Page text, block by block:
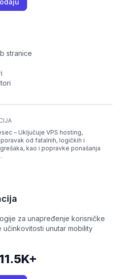
stranice
– Uključuje VPS hosting,
od fatalnih, logičkih i
kao i popravke ponašanja
za unapređenje korisničke
unutar mobility